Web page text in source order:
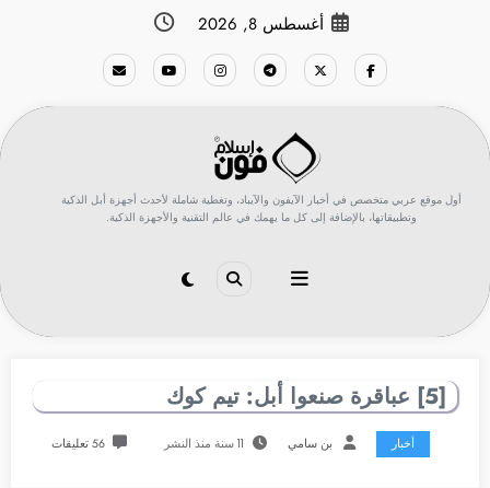
أغسطس 8, 2026
أول موقع عربي متخصص في أخبار الآيفون والآيباد، وتغطية شاملة لأحدث أجهزة أبل الذكية
وتطبيقاتها، بالإضافة إلى كل ما يهمك في عالم التقنية والأجهزة الذكية.
[5] عباقرة صنعوا أبل: تيم كوك
أخبار بن سامي 11 سنة منذ النشر 56 تعليقات